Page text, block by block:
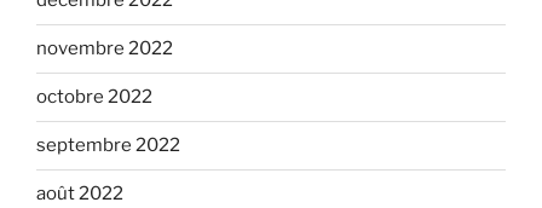
novembre 2022
octobre 2022
septembre 2022
août 2022